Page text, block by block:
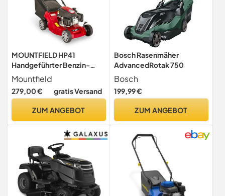
MOUNTFIELD HP41
Handgeführter Benzin-
Rasenmäher – 123cc STIGA
Motor – 39 cm
Schnittbreite – 40L
Mountfield
279,00 € gratis Versand
ZUM ANGEBOT
Bosch Rasenmäher
AdvancedRotak 750
Bosch
199,99 €
ZUM ANGEBOT